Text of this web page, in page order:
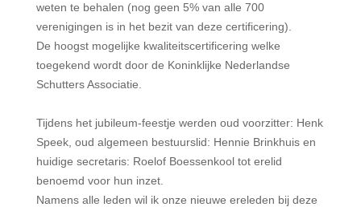
weten te behalen (nog geen 5% van alle 700
verenigingen is in het bezit van deze certificering).
De hoogst mogelijke kwaliteitscertificering welke
toegekend wordt door de Koninklijke Nederlandse
Schutters Associatie.
Tijdens het jubileum-feestje werden oud voorzitter: Henk
Speek, oud algemeen bestuurslid: Hennie Brinkhuis en
huidige secretaris: Roelof Boessenkool tot erelid
benoemd voor hun inzet.
Namens alle leden wil ik onze nieuwe ereleden bij deze